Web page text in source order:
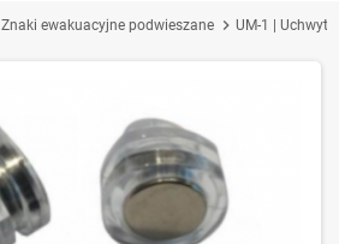
Znaki ewakuacyjne podwieszane chevron_right UM-1 | Uchwyt